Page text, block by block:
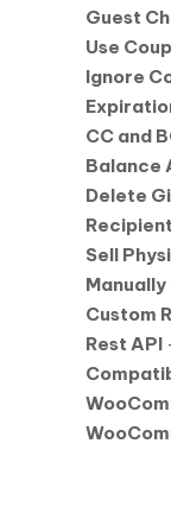
Guest
Use
Ignore
CC and
Balance
Delete
Sell
Custom
Rest API